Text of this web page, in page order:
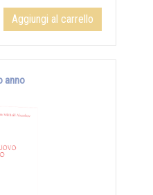
Aggiungi al carrello
anno